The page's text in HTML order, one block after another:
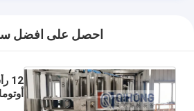
آلات صنع علب القصديراحصل على افضل